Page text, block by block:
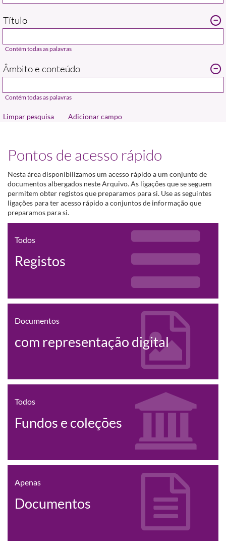
Adicionar campo
Pontos de acesso rápido
Nesta área disponibilizamos um acesso rápido a um conjunto de
documentos albergados neste Arquivo. As ligações que se seguem
permitem obter registos que preparamos para si. Use as seguintes
ligações para ter acesso rápido a conjuntos de informação que
preparamos para si.
Todos
Registos
Documentos
com representação digital
Todos
Fundos e coleções
Apenas
Documentos